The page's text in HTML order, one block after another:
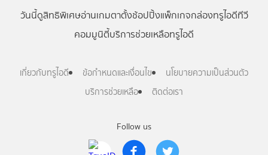
Follow us
วันนี้ดูสิทธิพิเศษอ่านเกมตาตั้งช้อปปิ้งแพ็กเกจกล่องทรูไอดีทีวี
คอมมูนิตี้บริการช่วยเหลือทรูไอดี
เกี่ยวกับทรูไอดี ข้อกำหนดและเงื่อนไข
นโยบายความเป็นส่วนตัว
บริการช่วยเหลือ
ติดต่อเรา